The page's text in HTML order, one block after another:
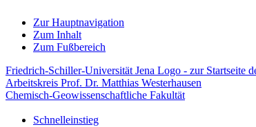
Zur Hauptnavigation
Zum Inhalt
Zum Fußbereich
Friedrich-Schiller-Universität Jena Logo - zur Startseite
Arbeitskreis Prof. Dr. Matthias Westerhausen
Chemisch-Geowissenschaftliche Fakultät
Schnelleinstieg